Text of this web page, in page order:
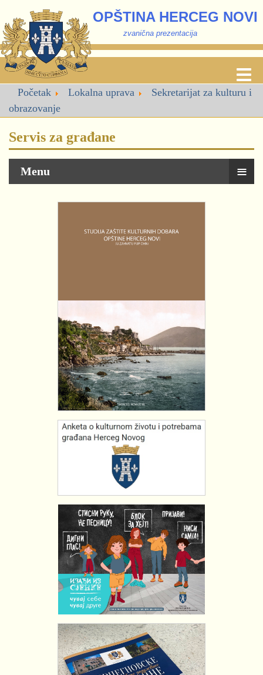
OPŠTINA HERCEG NOVI
zvanična prezentacija
Početak Lokalna uprava
Sekretarijat za kulturu i
obrazovanje
Servis za građane
Menu ≡